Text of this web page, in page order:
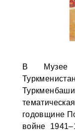
В Музее
годовщине
войне